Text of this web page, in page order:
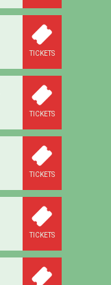
TICKETS
TICKETS
TICKETS
TICKETS